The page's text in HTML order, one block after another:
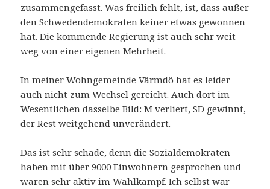
zusammengefasst. Was freilich fehlt, ist, dass außer
den Schwedendemokraten keiner etwas gewonnen
hat. Die kommende Regierung ist auch sehr weit
weg von einer eigenen Mehrheit.
In meiner Wohngemeinde Värmdö hat es leider
auch nicht zum Wechsel gereicht. Auch dort im
Wesentlichen dasselbe Bild: M verliert, SD gewinnt,
der Rest weitgehend unverändert.
Das ist sehr schade, denn die Sozialdemokraten
haben mit über 9000 Einwohnern gesprochen und
waren sehr aktiv im Wahlkampf. Ich selbst war